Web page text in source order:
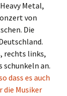
Metal,
von
Die
rechts links,
an.
dass es auch
die Musiker